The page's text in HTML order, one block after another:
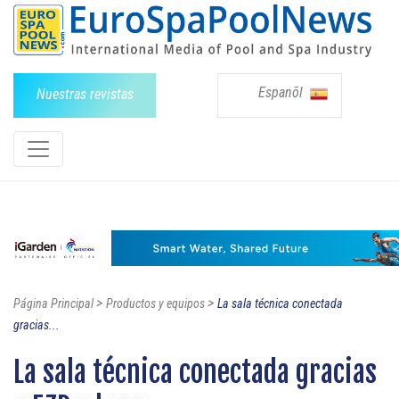
Nuestras revistas Espanõl
Página Principal> Productos y equipos> La sala técnica conectada
gracias...
La sala técnica conectada gracias